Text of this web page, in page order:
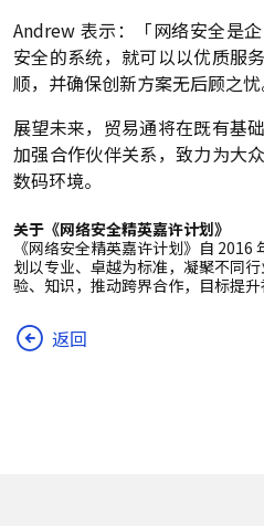
Andrew 表示：「网络安全是
安全的系统，就可以以优质服
顺，并确保创新方案无后顾之忧
展望未来，贸易通将在既有基
加强合作伙伴关系，致力为大
数码环境。
关于《网络安全精英嘉许计划》
《网络安全精英嘉许计划》自
划以专业、卓越为标准，凝聚不同
验、知识，推动跨界合作，目标提升
返回